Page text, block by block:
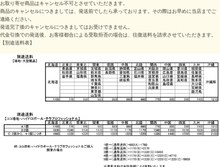
お取り寄せ商品はキャンセル不可とさせていただきます。
商品のキャンセルにつきましては、発送前でしたら承っております。その際はお早めに当店までご
連絡ください。
発送完了後のキャンセルにつきましてはお受けできません。
代金引換での発送後、お客様都合による受取拒否の場合は、往復送料を請求させていただきます。
【別途送料表】